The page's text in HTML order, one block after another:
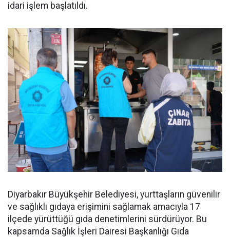
idari işlem başlatıldı.
Diyarbakır Büyükşehir Belediyesi, yurttaşların güvenilir
ve sağlıklı gıdaya erişimini sağlamak amacıyla 17
ilçede yürüttüğü gıda denetimlerini sürdürüyor. Bu
kapsamda Sağlık İşleri Dairesi Başkanlığı Gıda